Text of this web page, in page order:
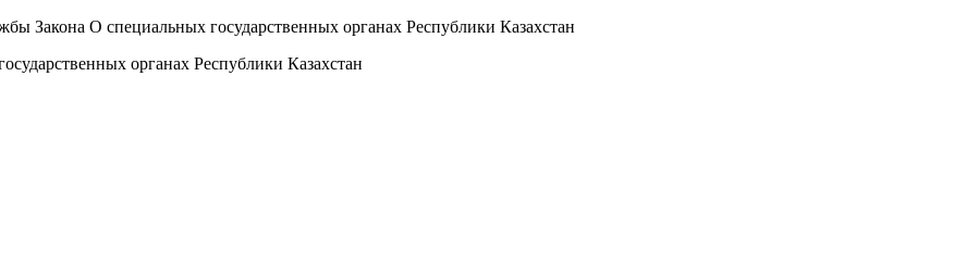
Закона О специальных государственных органах Республики Казахстан
органах Республики Казахстан